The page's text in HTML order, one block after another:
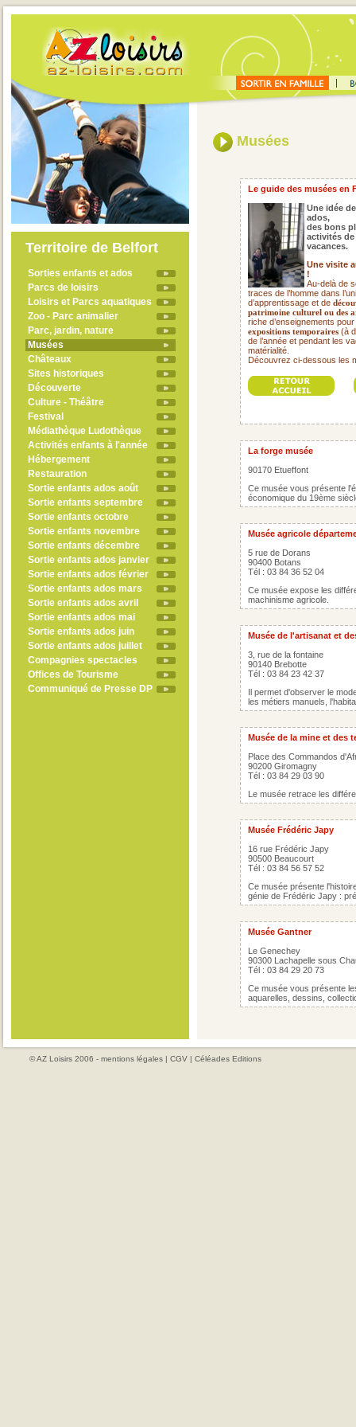
Territoire de Belfort
Sorties enfants et ados
Parcs de loisirs
Loisirs et Parcs aquatiques
Zoo - Parc animalier
Parc, jardin, nature
Musées
Châteaux
Sites historiques
Découverte
Culture - Théâtre
Festival
Médiathèque Ludothèque
Activités enfants à l'année
Hébergement
Restauration
Sortie enfants ados août
Sortie enfants septembre
Sortie enfants octobre
Sortie enfants novembre
Sortie enfants décembre
Sortie enfants ados janvier
Sortie enfants ados février
Sortie enfants ados mars
Sortie enfants ados avril
Sortie enfants ados mai
Sortie enfants ados juin
Sortie enfants ados juillet
Compagnies spectacles
Offices de Tourisme
Communiqué de Presse DP
Musées
Le guide des musées en
Une idée
ados,
des bons
activités
vacances.
Une visite
!
Au-delà de
traces de l’homme dans
d’apprentissage et de
patrimoine culturel ou des
riche d’enseignements
expositions temporaires (à
de l’année et pendant les
matérialité.
Découvrez ci-dessous les
La forge musée
90170 Etueffont
Ce musée vous présente
économique du 19ème
Musée agricole
5 rue de Dorans
90400 Botans
Tél : 03 84 36 52 04
Ce musée expose les
machinisme agricole.
Musée de l'artisanat et
3, rue de la fontaine
90140 Brebotte
Tél : 03 84 23 42 37
Il permet d'observer le
les métiers manuels,
Musée de la mine et des
Place des Commandos
90200 Giromagny
Tél : 03 84 29 03 90
Le musée retrace les
Musée Frédéric Japy
16 rue Frédéric Japy
90500 Beaucourt
Tél : 03 84 56 57 52
Ce musée présente
génie de Frédéric Japy :
Musée Gantner
Le Genechey
90300 Lachapelle sous
Tél : 03 84 29 20 73
Ce musée vous présente
aquarelles, dessins,
© AZ Loisirs 2006 - mentions légales | CGV | Céléades Editions